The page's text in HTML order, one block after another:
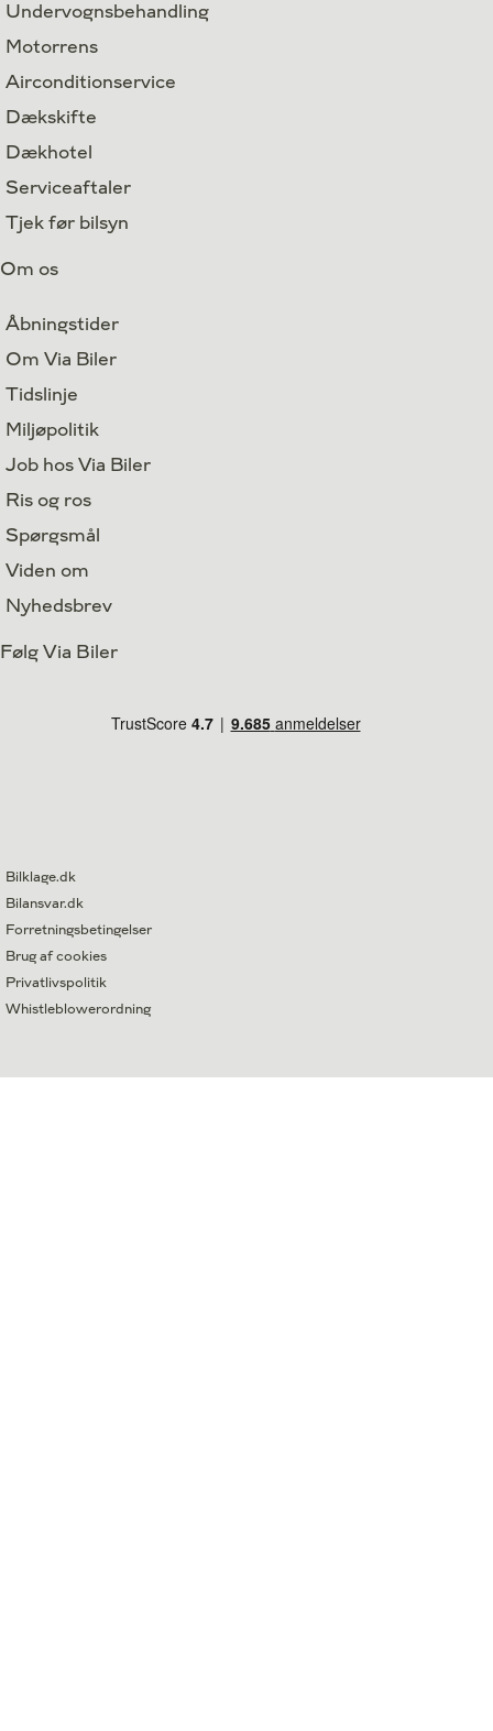
Undervognsbehandling
Motorrens
Airconditionservice
Dækskifte
Dækhotel
Serviceaftaler
Tjek før bilsyn
Om os
Åbningstider
Om Via Biler
Tidslinje
Miljøpolitik
Job hos Via Biler
Ris og ros
Spørgsmål
Viden om
Nyhedsbrev
Følg Via Biler
Bilklage.dk
Bilansvar.dk
Forretningsbetingelser
Brug af cookies
Privatlivspolitik
Whistleblowerordning